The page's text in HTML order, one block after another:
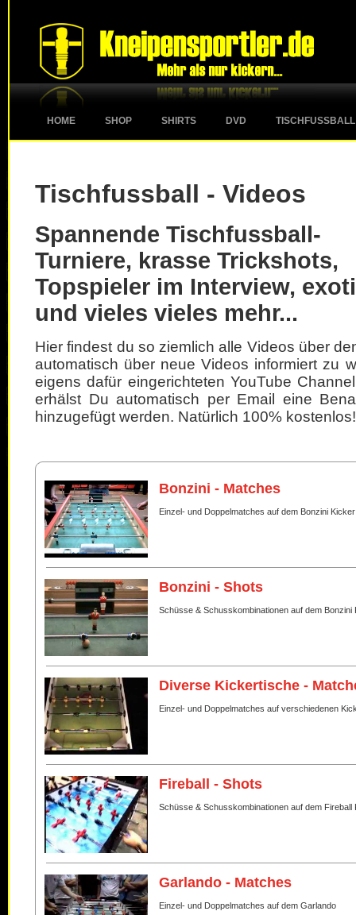
HOME SHOP SHIRTS DVD TISCHFUSSBALL
Tischfussball - Videos
Spannende Tischfussball-
Turniere, krasse Trickshots,
Topspieler im Interview,
und vieles vieles mehr...
Hier findest du so ziemlich alle Videos über
automatisch über neue Videos informiert zu
eigens dafür eingerichteten YouTube
erhälst Du automatisch per Email eine
hinzugefügt werden. Natürlich 100% kostenlos!
Bonzini - Matches
Einzel- und Doppelmatches auf dem Bonzini Kicker
Bonzini - Shots
Schüsse & Schusskombinationen auf dem Bonzini
Diverse Kickertische -
Einzel- und Doppelmatches auf verschiedenen
Fireball - Shots
Schüsse & Schusskombinationen auf dem Fireball
Garlando - Matches
Einzel- und Doppelmatches auf dem Garlando